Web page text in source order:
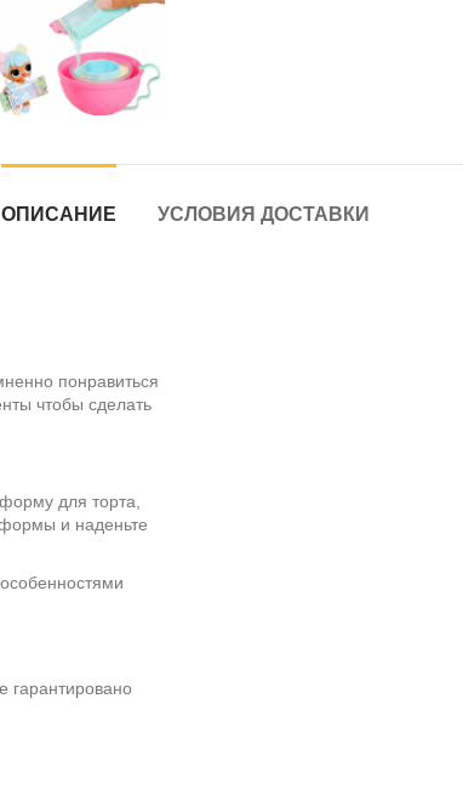
ОПИСАНИЕ УСЛОВИЯ ДОСТАВКИ
понравиться
чтобы сделать
для торта,
и наденьте
гарантировано